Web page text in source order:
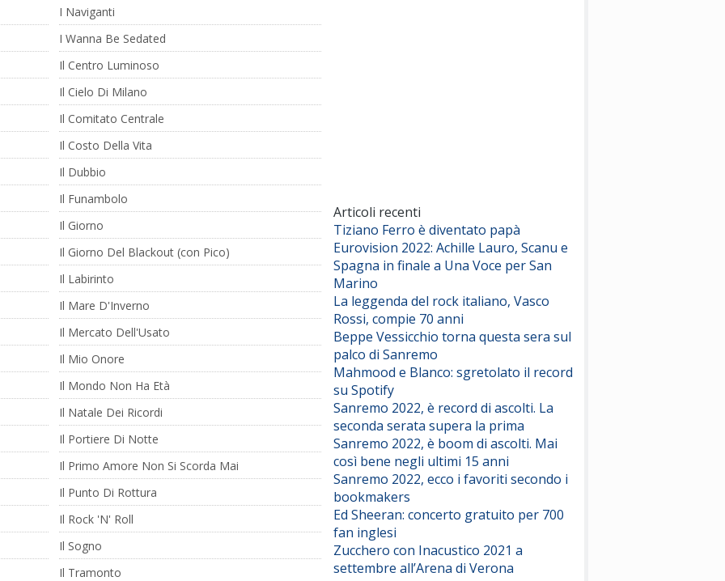
I Naviganti
I Wanna Be Sedated
Il Centro Luminoso
Il Cielo Di Milano
Il Comitato Centrale
Il Costo Della Vita
Il Dubbio
Il Funambolo
Il Giorno
Il Giorno Del Blackout (con Pico)
Il Labirinto
Il Mare D'Inverno
Il Mercato Dell'Usato
Il Mio Onore
Il Mondo Non Ha Età
Il Natale Dei Ricordi
Il Portiere Di Notte
Il Primo Amore Non Si Scorda Mai
Il Punto Di Rottura
Il Rock 'N' Roll
Il Sogno
Il Tramonto
(Olivia Dean)
Serenamente
(Juli)
Articoli recenti
Tiziano Ferro è diventato papà
Eurovision 2022: Achille Lauro, Scanu e
Spagna in finale a Una Voce per San
Marino
La leggenda del rock italiano, Vasco
Rossi, compie 70 anni
Beppe Vessicchio torna questa sera sul
palco di Sanremo
Mahmood e Blanco: sgretolato il record
su Spotify
Sanremo 2022, è record di ascolti. La
seconda serata supera la prima
Sanremo 2022, è boom di ascolti. Mai
così bene negli ultimi 15 anni
Sanremo 2022, ecco i favoriti secondo i
bookmakers
Ed Sheeran: concerto gratuito per 700
fan inglesi
Zucchero con Inacustico 2021 a
settembre all’Arena di Verona